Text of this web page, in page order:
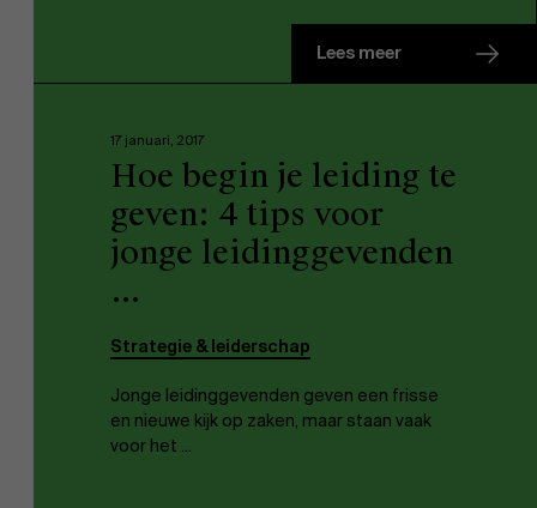
Onderzoek
Partners
Evenementen
Lees meer
17 januari, 2017
Hoe begin je leiding te
geven: 4 tips voor
jonge leidinggevenden
...
Strategie & leiderschap
Jonge leidinggevenden geven een frisse
en nieuwe kijk op zaken, maar staan vaak
voor het ...